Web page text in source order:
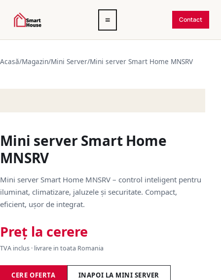
Deschide
meniul
≡ Contact
Acasă/Magazin/Mini Server/Mini server Smart Home MNSRV
Mini server Smart Home
MNSRV
Mini server Smart Home MNSRV – control inteligent pentru
iluminat, climatizare, jaluzele și securitate. Compact,
eficient, ușor de integrat.
Preț la cerere
TVA inclus · livrare in toata Romania
CERE OFERTA INAPOI LA MINI SERVER